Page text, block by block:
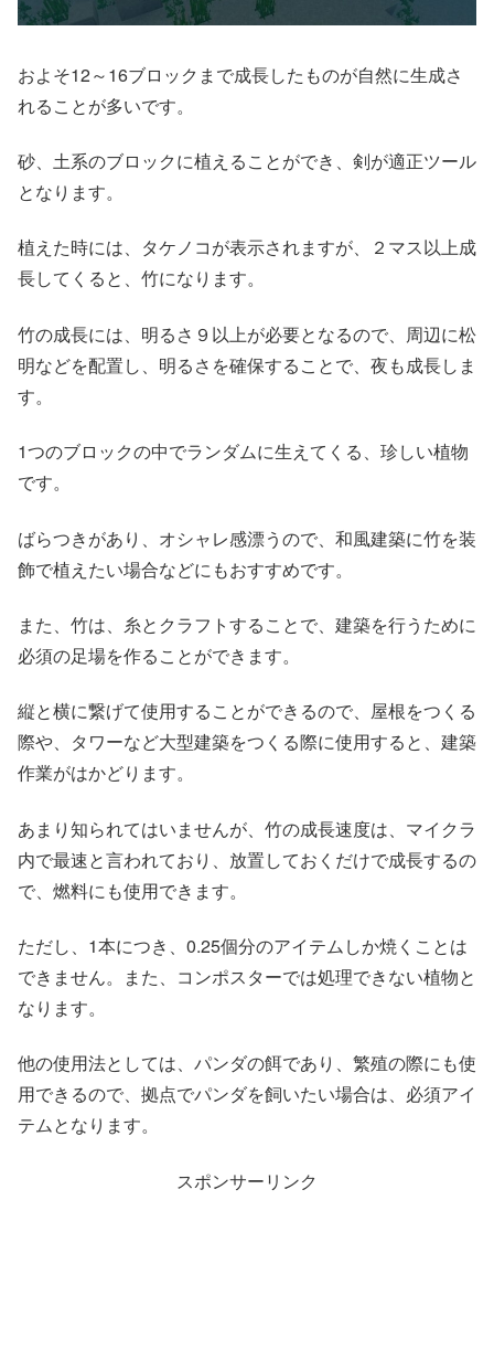
およそ12～16ブロックまで成長したものが自然に生成さ
れることが多いです。
砂、土系のブロックに植えることができ、剣が適正ツール
となります。
植えた時には、タケノコが表示されますが、２マス以上成
長してくると、竹になります。
竹の成長には、明るさ９以上が必要となるので、周辺に松
明などを配置し、明るさを確保することで、夜も成長しま
す。
1つのブロックの中でランダムに生えてくる、珍しい植物
です。
ばらつきがあり、オシャレ感漂うので、和風建築に竹を装
飾で植えたい場合などにもおすすめです。
また、竹は、糸とクラフトすることで、建築を行うために
必須の足場を作ることができます。
縦と横に繋げて使用することができるので、屋根をつくる
際や、タワーなど大型建築をつくる際に使用すると、建築
作業がはかどります。
あまり知られてはいませんが、竹の成長速度は、マイクラ
内で最速と言われており、放置しておくだけで成長するの
で、燃料にも使用できます。
ただし、1本につき、0.25個分のアイテムしか焼くことは
できません。また、コンポスターでは処理できない植物と
なります。
他の使用法としては、パンダの餌であり、繁殖の際にも使
用できるので、拠点でパンダを飼いたい場合は、必須アイ
テムとなります。
スポンサーリンク